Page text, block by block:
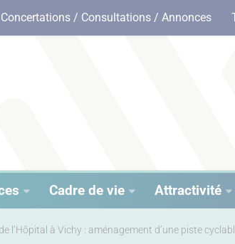
Concertations / Consultations / Annonces
Cadre de vie Attractivité
l’Hôpital à Vichy : aménagement d’une piste